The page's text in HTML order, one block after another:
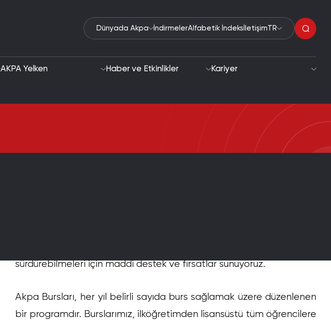
Dünyada Akpa İndirmelerAlfabetik İndeks İletişimTR
Sürdürülebilirlik Yaklaşımı Hızlandırıcılar
AKPA Yelken Haber ve Etkinlikler Kariyer
sürdürebilmeleri için maddi destek ve fırsatlar sunuyoruz.
Akpa Bursları, her yıl belirli sayıda burs sağlamak üzere düzenlenen
bir programdır. Burslarımız, ilköğretimden lisansüstü tüm öğrencilere